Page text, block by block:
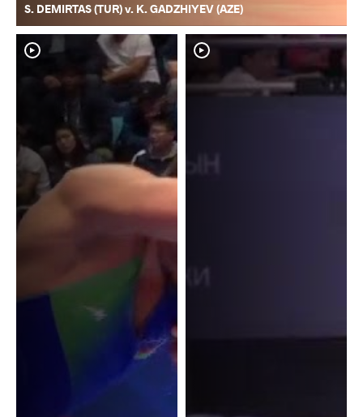
S. DEMIRTAS (TUR) v. K. GADZHIYEV (AZE)